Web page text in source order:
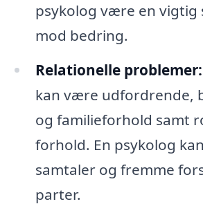
psykolog være en vigtig
mod bedring.
Relationelle problemer:
kan være udfordrende,
og familieforhold samt
forhold. En psykolog
samtaler og fremme
parter.